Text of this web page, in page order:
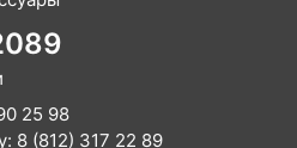
25 98
8 (812) 317 22 89
34
205 44 89